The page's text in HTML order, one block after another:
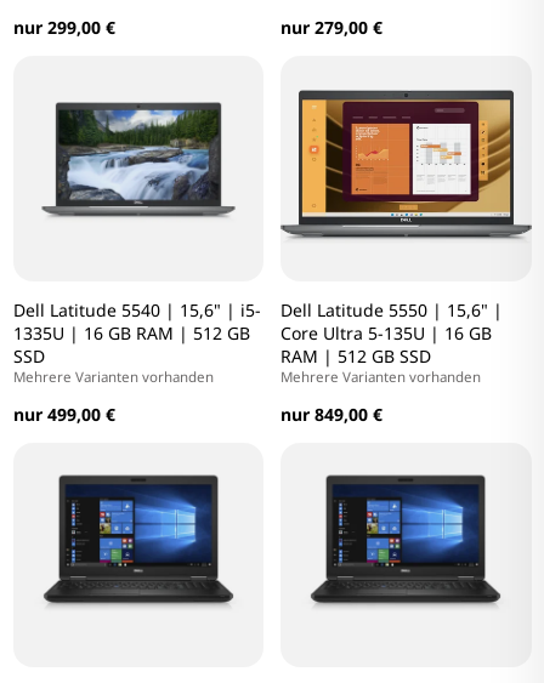
nur 299,00 € nur 279,00 €
Dell Latitude 5540 | 15,6" | i5-
1335U | 16 GB RAM | 512 GB
SSD
Mehrere Varianten vorhanden
nur 499,00 €
Dell Latitude 5550 | 15,6" |
Core Ultra 5-135U | 16 GB
RAM | 512 GB SSD
Mehrere Varianten vorhanden
nur 849,00 €